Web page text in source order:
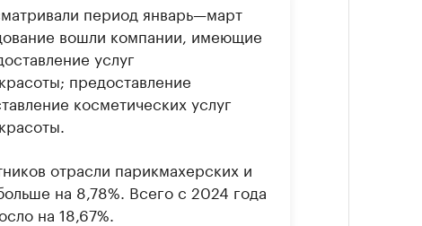
период январь—март
вошли компании, имеющие
услуг
предоставление
косметических услуг
отрасли парикмахерских и
на 8,78%. Всего с 2024 года
на 18,67%.